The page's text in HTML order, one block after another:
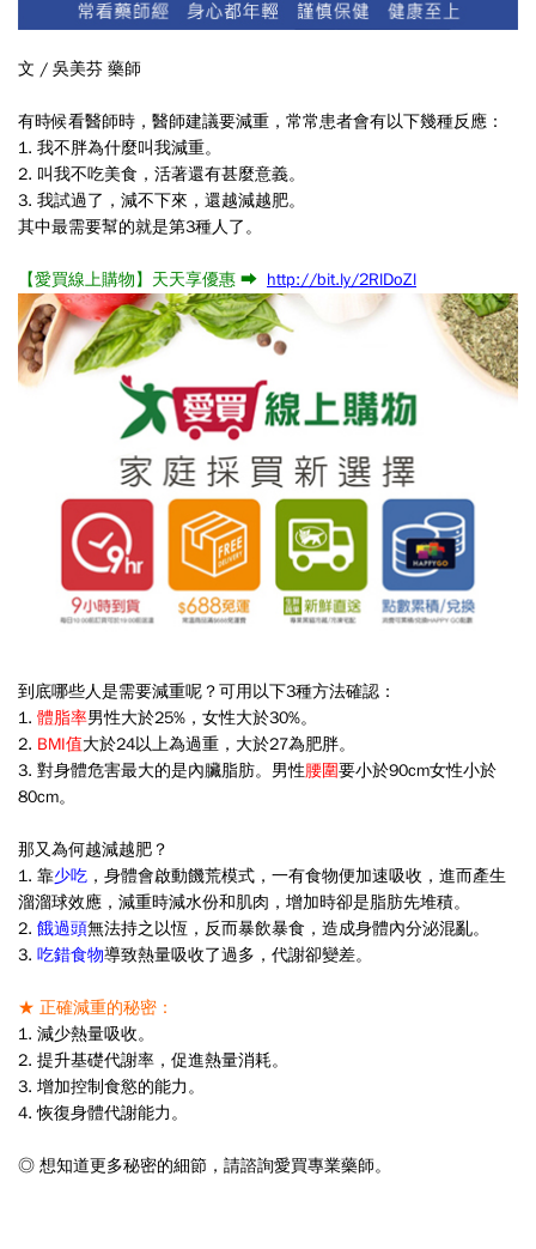
文 / 吳美芬 藥師
有時候看醫師時，醫師建議要減重，常常患者會有以下幾種反應：
1. 我不胖為什麼叫我減重。
2. 叫我不吃美食，活著還有甚麼意義。
3. 我試過了，減不下來，還越減越肥。
其中最需要幫的就是第3種人了。
【愛買線上購物】天天享優惠 ➡ http://bit.ly/2RlDoZl
到底哪些人是需要減重呢？可用以下3種方法確認：
1. 體脂率男性大於25%，女性大於30%。
2. BMI值大於24以上為過重，大於27為肥胖。
3. 對身體危害最大的是內臟脂肪。男性腰圍要小於90cm女性小於
80cm。
那又為何越減越肥？
1. 靠少吃 ，身體會啟動饑荒模式，一有食物便加速吸收，進而產生
溜溜球效應，減重時減水份和肌肉，增加時卻是脂肪先堆積。
2. 餓過頭無法持之以恆，反而暴飲暴食，造成身體內分泌混亂。
3. 吃錯食物導致熱量吸收了過多，代謝卻變差。
★ 正確減重的秘密：
1. 減少熱量吸收。
2. 提升基礎代謝率，促進熱量消耗。
3. 增加控制食慾的能力。
4. 恢復身體代謝能力。
◎ 想知道更多秘密的細節，請諮詢愛買專業藥師。